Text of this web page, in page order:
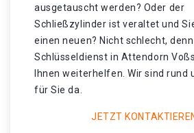
ausgetauscht werden? Oder der
Schließzylinder ist veraltet und
einen neuen? Nicht schlecht,
Schlüsseldienst in Attendorn
Ihnen weiterhelfen. Wir sind rund
für Sie da.
JETZT